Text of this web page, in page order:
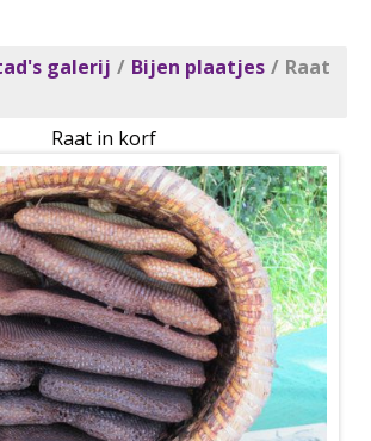
galerij / Bijen plaatjes / Raat
Raat in korf